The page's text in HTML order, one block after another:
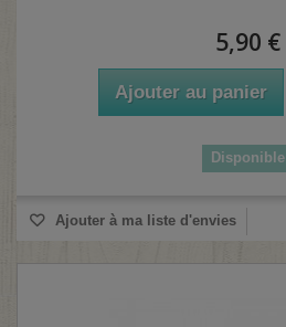
5,90 €
Ajouter au panier
Disponible
Ajouter à ma liste d'envies